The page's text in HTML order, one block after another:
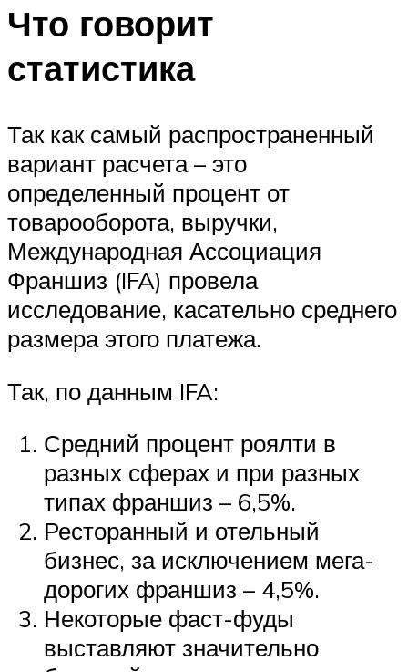
Что говорит
статистика
Так как самый распространенный
вариант расчета – это
определенный процент от
товарооборота, выручки,
Международная Ассоциация
Франшиз (IFA) провела
исследование, касательно среднего
размера этого платежа.
Так, по данным IFA:
Средний процент роялти в
разных сферах и при разных
типах франшиз – 6,5%.
Ресторанный и отельный
бизнес, за исключением мега-
дорогих франшиз – 4,5%.
Некоторые фаст-фуды
выставляют значительно